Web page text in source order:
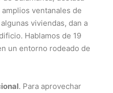
ventanales de
viviendas, dan a
Hablamos de 19
un entorno rodeado de
. Para aprovechar